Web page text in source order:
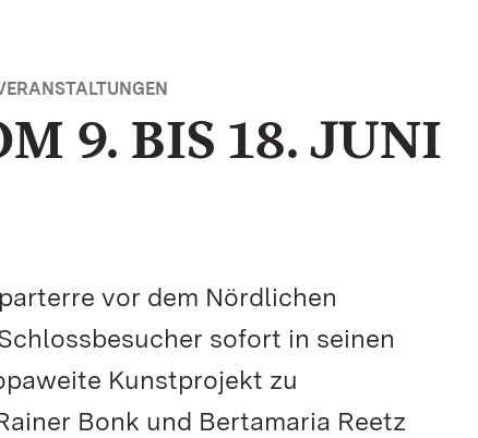
9. BIS 18. JUNI
vor dem Nördlichen
sofort in seinen
Kunstprojekt zu
Bonk und Bertamaria Reetz